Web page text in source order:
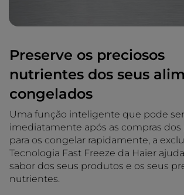
Preserve os preciosos
nutrientes dos seus
congelados
Uma função inteligente que pode
imediatamente após as compras
para os congelar rapidamente, a
Tecnologia Fast Freeze da Haier
sabor dos seus produtos e os seus
nutrientes.